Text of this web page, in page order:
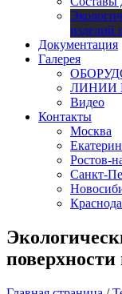
изделий
Документация
Галерея
ЛИНИИ
Видео
Контакты
Москва
Ростов-
Санкт-